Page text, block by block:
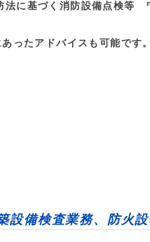
に基づく消防設備点検等
ったアドバイスも可能です。
備検査業務、防火